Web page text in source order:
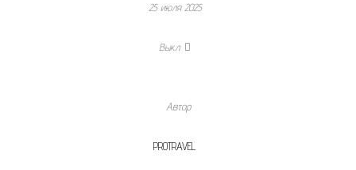
25 июля 2025
Выкл.
Автор
PROTRAVEL